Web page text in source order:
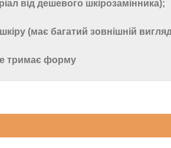
від дешевого шкірозамінника);
(має багатий зовнішній
тримає форму